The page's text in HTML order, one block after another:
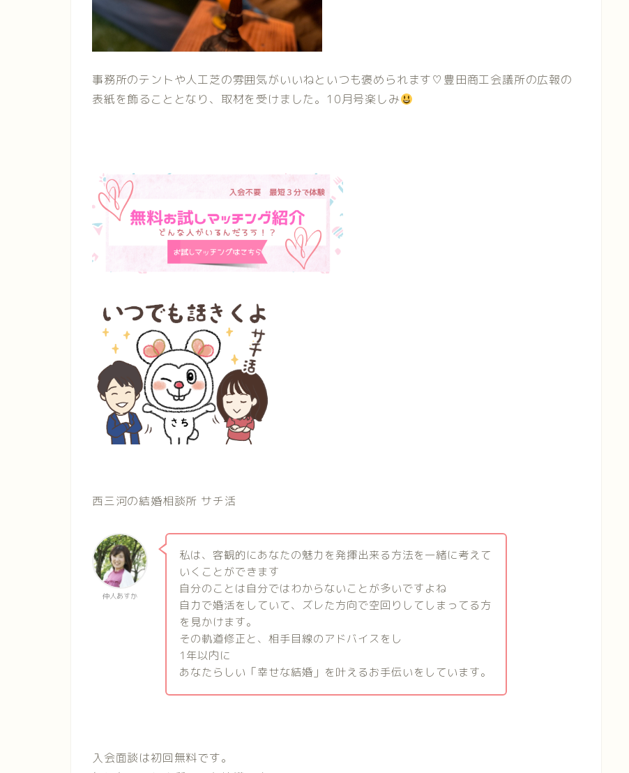
事務所のテントや人工芝の雰囲気がいいねといつも褒められます♡豊田商工会議所の広報の
表紙を飾ることとなり、取材を受けました。10月号楽しみ
西三河の結婚相談所 サチ活
仲人あすか
私は、客観的にあなたの魅力を発揮出来る方法を一緒に考えて
いくことができます
自分のことは自分ではわからないことが多いですよね
自力で婚活をしていて、ズレた方向で空回りしてしまってる方
を見かけます。
その軌道修正と、相手目線のアドバイスをし
1 年以内に
あなたらしい「幸せな結婚」を叶えるお手伝いをしています。
入会面談は初回無料です。